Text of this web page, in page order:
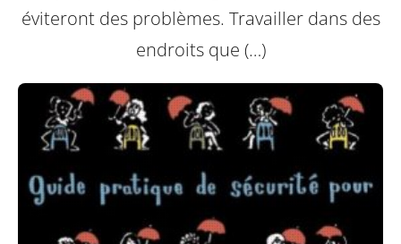
éviteront des problèmes. Travailler dans des
endroits que (…)